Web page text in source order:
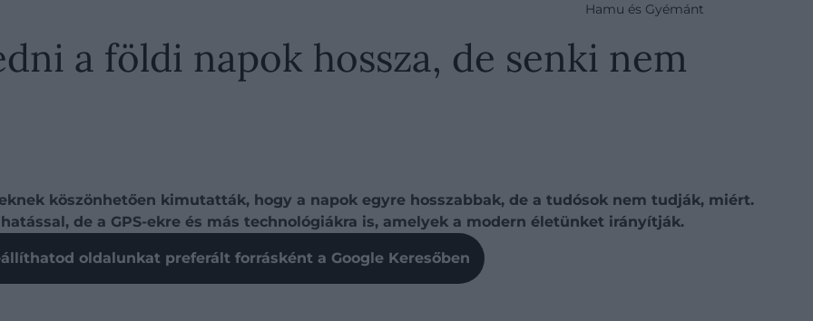
Hamu és Gyémánt
a földi napok hossza, de senki nem
köszönhetően kimutatták, hogy a napok egyre hosszabbak, de a tudósok nem tudják, miért.
de a GPS-ekre és más technológiákra is, amelyek a modern életünket irányítják.
oldalunkat preferált forrásként a Google Keresőben